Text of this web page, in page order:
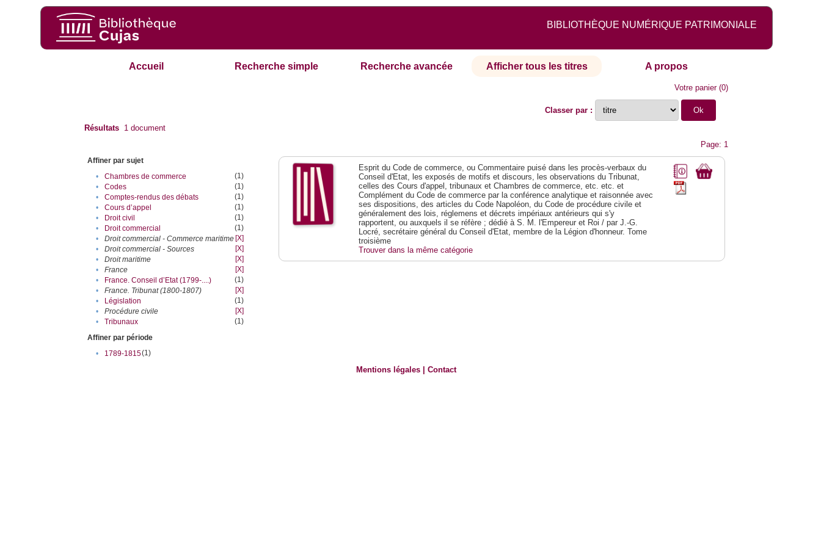
BIBLIOTHÈQUE NUMÉRIQUE PATRIMONIALE
Accueil Recherche simple Recherche avancée Afficher tous les titres A propos
Votre panier(0)
Classer par :
Résultats 1 document
Page: 1
Affiner par sujet
•
Chambres de commerce
(1)
•
Codes
(1)
•
Comptes-rendus des débats
(1)
•
Cours d’appel
(1)
•
Droit civil
(1)
•
Droit commercial
(1)
•
Droit commercial - Commerce maritime [X]
•
Droit commercial - Sources
[X]
•
Droit maritime
[X]
•
France
[X]
•
France. Conseil d’Etat (1799-....)
(1)
•
France. Tribunat (1800-1807)
[X]
•
Législation
(1)
•
Procédure civile
[X]
•
Tribunaux
(1)
Affiner par période
•
1789-1815(1)
Esprit du Code de commerce, ou Commentaire puisé dans les procès-verbaux du
Conseil d'Etat, les exposés de motifs et discours, les observations du Tribunat,
celles des Cours d'appel, tribunaux et Chambres de commerce, etc. etc. et
Complément du Code de commerce par la conférence analytique et raisonnée avec
ses dispositions, des articles du Code Napoléon, du Code de procédure civile et
généralement des lois, réglemens et décrets impériaux antérieurs qui s'y
rapportent, ou auxquels il se réfère ; dédié à S. M. l'Empereur et Roi / par J.-G.
Locré, secrétaire général du Conseil d'Etat, membre de la Légion d'honneur. Tome
troisième
Trouver dans la même catégorie
Mentions légales |Contact